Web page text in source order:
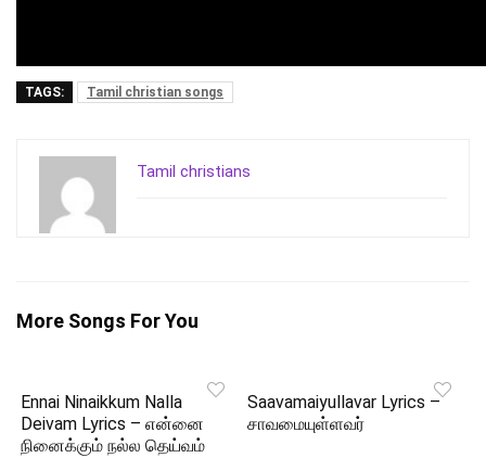
TAGS: Tamil christian songs
Tamil christians
More Songs For You
Ennai Ninaikkum Nalla
Deivam Lyrics – என்னை
நினைக்கும் நல்ல தெய்வம்
Saavamaiyullavar Lyrics –
சாவமையுள்ளவர்